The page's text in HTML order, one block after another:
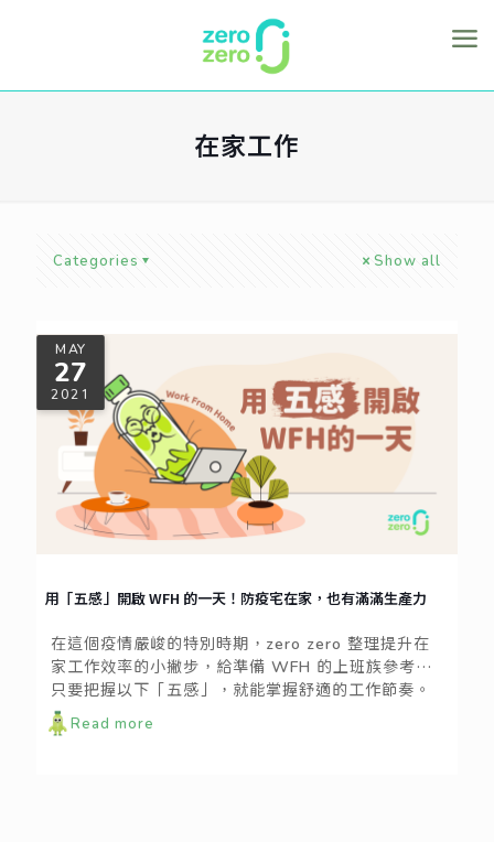
在家工作
Categories Show all
MAY
27
2021
用「五感」開啟 WFH 的一天！防疫宅在家，也有滿滿生產力
在這個疫情嚴峻的特別時期，zero zero 整理提升在
家工作效率的小撇步，給準備 WFH 的上班族參考；
只要把握以下「五感」，就能掌握舒適的工作節奏。
Read more